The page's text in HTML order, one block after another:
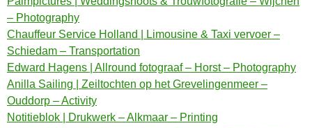
– Photography
Chauffeur Service Holland | Limousine & Taxi vervoer –
Schiedam – Transportation
Edward Hagens | Allround fotograaf – Horst – Photography
Anilla Sailing | Zeiltochten op het Grevelingenmeer –
Ouddorp – Activity
Notitieblok | Drukwerk – Alkmaar – Printing